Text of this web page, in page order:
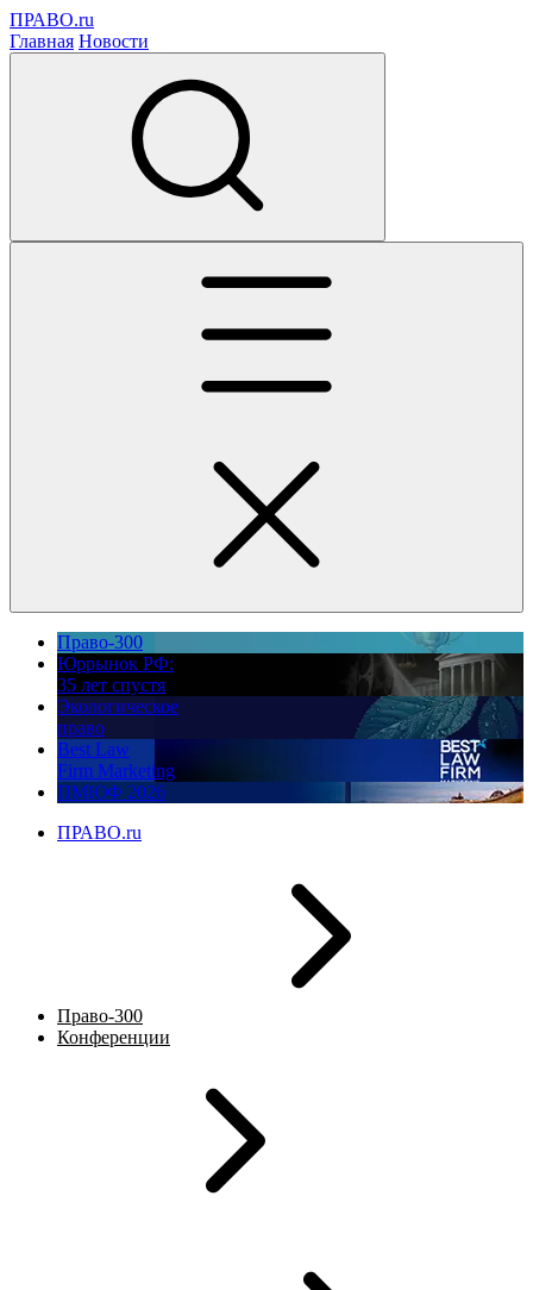
ПРАВО.ru
Главная Новости
Право-300
Юррынок РФ:
35 лет спустя
Экологическое
право
Best Law
Firm Marketing
ПМЮФ 2026
ПРАВО.ru
Право-300
Конференции